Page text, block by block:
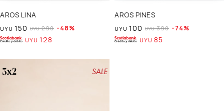
AROS LINA
UYU 150 UYU 290 48
UYU 128
AROS PINES
UYU 100 UYU 390 74
UYU 85